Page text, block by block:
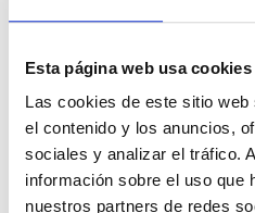
Esta página web usa cookies
Las cookies de este sitio
el contenido y los anuncios,
sociales y analizar el tráfico.
información sobre el uso que
nuestros partners de redes
desafío. Se estima que el 25% del
reciclaje en 2024, frente al 21% de
recuperación de estaño de
debido a la corta vida útil de